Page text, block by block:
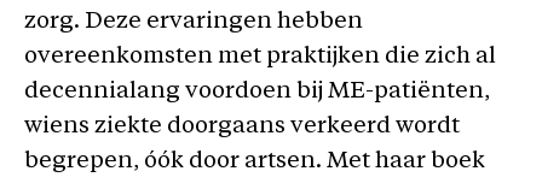
zorg. Deze ervaringen hebben
overeenkomsten met praktijken die zich al
decennialang voordoen bij ME-patiënten,
wiens ziekte doorgaans verkeerd wordt
begrepen, óók door artsen. Met haar boek